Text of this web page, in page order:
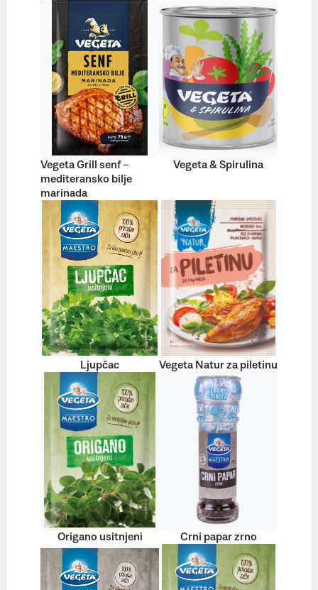
Vegeta Grill senf –
mediteransko bilje
marinada
Vegeta & Spirulina
Ljupčac Vegeta Natur za piletinu
Origano usitnjeni Crni papar zrno